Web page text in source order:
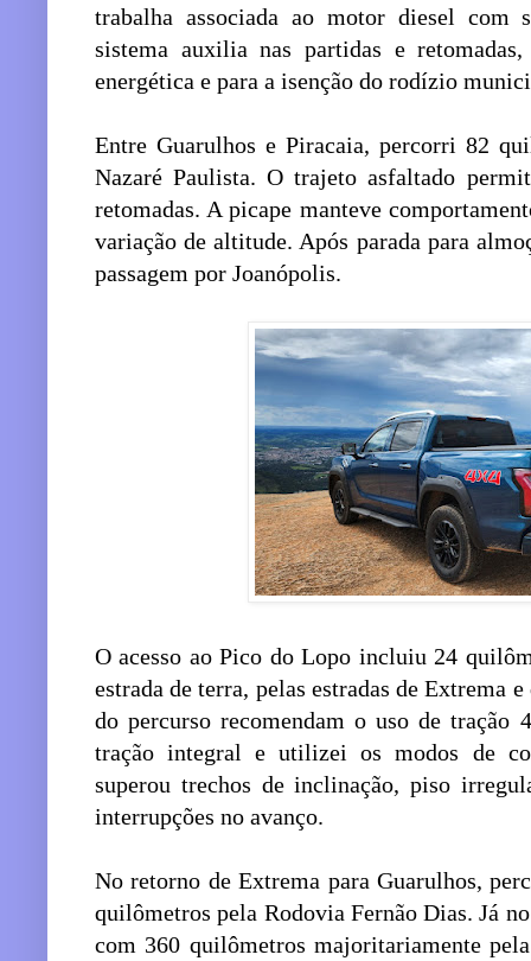
trabalha associada ao motor diesel com
sistema auxilia nas partidas e
energética e para a isenção do rodízio
Entre Guarulhos e Piracaia, percorri 82
Nazaré Paulista. O trajeto asfaltado
retomadas. A picape manteve
variação de altitude. Após parada para
passagem por Joanópolis.
O acesso ao Pico do Lopo incluiu 24
estrada de terra, pelas estradas de Extrema
do percurso recomendam o uso de
tração integral e utilizei os modos de
superou trechos de inclinação, piso
interrupções no avanço.
No retorno de Extrema para Guarulhos,
quilômetros pela Rodovia Fernão Dias. Já
com 360 quilômetros majoritariamente